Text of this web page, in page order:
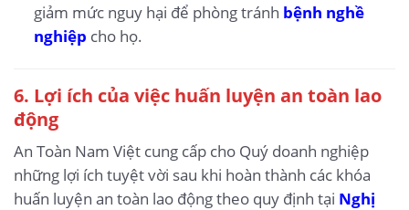
giảm mức nguy hại để phòng tránh bệnh nghề
nghiệp cho họ.
6. Lợi ích của việc huấn luyện an toàn lao
động
An Toàn Nam Việt cung cấp cho Quý doanh nghiệp
những lợi ích tuyệt vời sau khi hoàn thành các khóa
huấn luyện an toàn lao động theo quy định tại Nghị